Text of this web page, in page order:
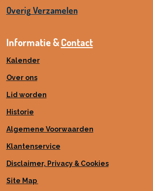
Overig Verzamelen
Informatie &Contact
Kalender
Over ons
Lid worden
Historie
Algemene Voorwaarden
Klantenservice
Disclaimer, Privacy & Cookies
Site Map